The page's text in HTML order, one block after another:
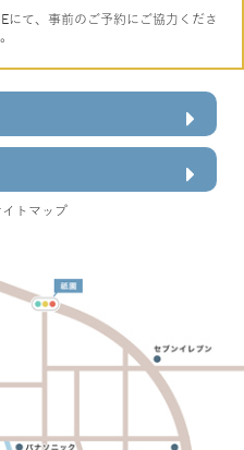
にて、事前のご予約にご協力くださ
トマップ